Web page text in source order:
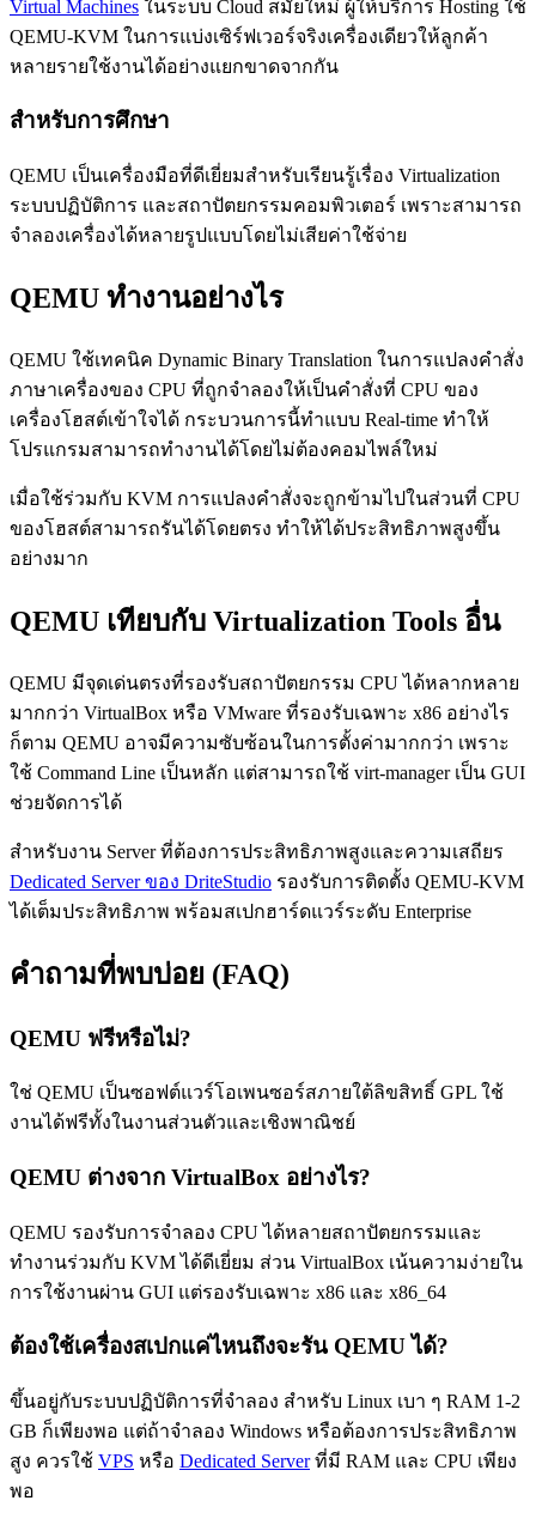
Virtual Machines ในระบบ Cloud สมัยใหม่ ผู้ให้บริการ Hosting ใช้
QEMU-KVM ในการแบ่งเซิร์ฟเวอร์จริงเครื่องเดียวให้ลูกค้า
หลายรายใช้งานได้อย่างแยกขาดจากกัน
สำหรับการศึกษา
QEMU เป็นเครื่องมือที่ดีเยี่ยมสำหรับเรียนรู้เรื่อง Virtualization
ระบบปฏิบัติการ และสถาปัตยกรรมคอมพิวเตอร์ เพราะสามารถ
จำลองเครื่องได้หลายรูปแบบโดยไม่เสียค่าใช้จ่าย
QEMU ทำงานอย่างไร
QEMU ใช้เทคนิค Dynamic Binary Translation ในการแปลงคำสั่ง
ภาษาเครื่องของ CPU ที่ถูกจำลองให้เป็นคำสั่งที่ CPU ของ
เครื่องโฮสต์เข้าใจได้ กระบวนการนี้ทำแบบ Real-time ทำให้
โปรแกรมสามารถทำงานได้โดยไม่ต้องคอมไพล์ใหม่
เมื่อใช้ร่วมกับ KVM การแปลงคำสั่งจะถูกข้ามไปในส่วนที่ CPU
ของโฮสต์สามารถรันได้โดยตรง ทำให้ได้ประสิทธิภาพสูงขึ้น
อย่างมาก
QEMU เทียบกับ Virtualization Tools อื่น
QEMU มีจุดเด่นตรงที่รองรับสถาปัตยกรรม CPU ได้หลากหลาย
มากกว่า VirtualBox หรือ VMware ที่รองรับเฉพาะ x86 อย่างไร
ก็ตาม QEMU อาจมีความซับซ้อนในการตั้งค่ามากกว่า เพราะ
ใช้ Command Line เป็นหลัก แต่สามารถใช้ virt-manager เป็น GUI
ช่วยจัดการได้
สำหรับงาน Server ที่ต้องการประสิทธิภาพสูงและความเสถียร
Dedicated Server ของ DriteStudio รองรับการติดตั้ง QEMU-KVM
ได้เต็มประสิทธิภาพ พร้อมสเปกฮาร์ดแวร์ระดับ Enterprise
คำถามที่พบบ่อย (FAQ)
QEMU ฟรีหรือไม่?
ใช่ QEMU เป็นซอฟต์แวร์โอเพนซอร์สภายใต้ลิขสิทธิ์ GPL ใช้
งานได้ฟรีทั้งในงานส่วนตัวและเชิงพาณิชย์
QEMU ต่างจาก VirtualBox อย่างไร?
QEMU รองรับการจำลอง CPU ได้หลายสถาปัตยกรรมและ
ทำงานร่วมกับ KVM ได้ดีเยี่ยม ส่วน VirtualBox เน้นความง่ายใน
การใช้งานผ่าน GUI แต่รองรับเฉพาะ x86 และ x86_64
ต้องใช้เครื่องสเปกแค่ไหนถึงจะรัน QEMU ได้?
ขึ้นอยู่กับระบบปฏิบัติการที่จำลอง สำหรับ Linux เบา ๆ RAM 1-2
GB ก็เพียงพอ แต่ถ้าจำลอง Windows หรือต้องการประสิทธิภาพ
สูง ควรใช้ VPS หรือ Dedicated Serverที่มี RAM และ CPU เพียง
พอ